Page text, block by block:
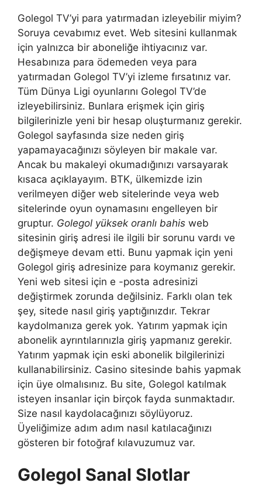
Golegol TV’yi para yatırmadan izleyebilir miyim?
Soruya cevabımız evet. Web sitesini kullanmak
için yalnızca bir aboneliğe ihtiyacınız var.
Hesabınıza para ödemeden veya para
yatırmadan Golegol TV’yi izleme fırsatınız var.
Tüm Dünya Ligi oyunlarını Golegol TV’de
izleyebilirsiniz. Bunlara erişmek için giriş
bilgilerinizle yeni bir hesap oluşturmanız gerekir.
Golegol sayfasında size neden giriş
yapamayacağınızı söyleyen bir makale var.
Ancak bu makaleyi okumadığınızı varsayarak
kısaca açıklayayım. BTK, ülkemizde izin
verilmeyen diğer web sitelerinde veya web
sitelerinde oyun oynamasını engelleyen bir
gruptur. Golegol yüksek oranlı bahis web
sitesinin giriş adresi ile ilgili bir sorunu vardı ve
değişmeye devam etti. Bunu yapmak için yeni
Golegol giriş adresinize para koymanız gerekir.
Yeni web sitesi için e -posta adresinizi
değiştirmek zorunda değilsiniz. Farklı olan tek
şey, sitede nasıl giriş yaptığınızdır. Tekrar
kaydolmanıza gerek yok. Yatırım yapmak için
abonelik ayrıntılarınızla giriş yapmanız gerekir.
Yatırım yapmak için eski abonelik bilgilerinizi
kullanabilirsiniz. Casino sitesinde bahis yapmak
için üye olmalısınız. Bu site, Golegol katılmak
isteyen insanlar için birçok fayda sunmaktadır.
Size nasıl kaydolacağınızı söylüyoruz.
Üyeliğimize adım adım nasıl katılacağınızı
gösteren bir fotoğraf kılavuzumuz var.
Golegol Sanal Slotlar